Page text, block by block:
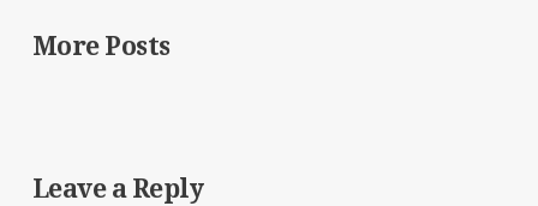
More Posts
Leave a Reply